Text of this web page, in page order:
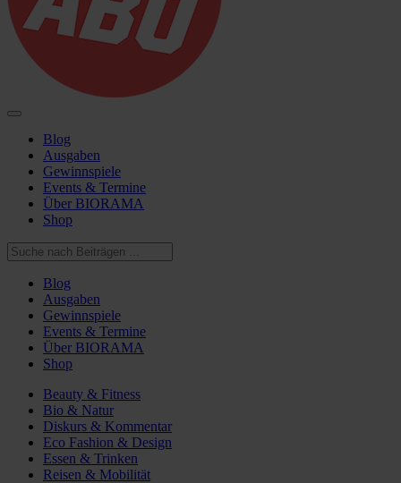
Blog
Ausgaben
Gewinnspiele
Events & Termine
Über BIORAMA
Shop
Blog
Ausgaben
Gewinnspiele
Events & Termine
Über BIORAMA
Shop
Beauty & Fitness
Bio & Natur
Diskurs & Kommentar
Eco Fashion & Design
Essen & Trinken
Reisen & Mobilität